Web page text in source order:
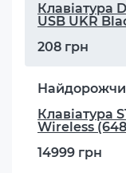
Клавіатура
USB UKR
208 грн
Клавіатура
Wireless
14999 грн